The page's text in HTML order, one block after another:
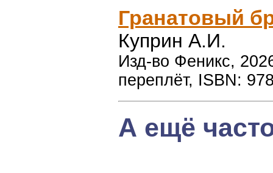
Гранатовый
Куприн А.И.
Изд-во Феникс,
переплёт, ISBN:
А ещё